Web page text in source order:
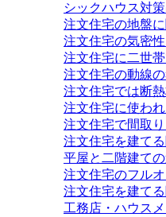
シックハウス対
注文住宅の地盤
注文住宅の気密性
注文住宅に二世
注文住宅の動線
注文住宅では断
注文住宅に使わ
注文住宅で間取
注文住宅を建て
平屋と二階建て
注文住宅のフル
注文住宅を建て
工務店・ハウス